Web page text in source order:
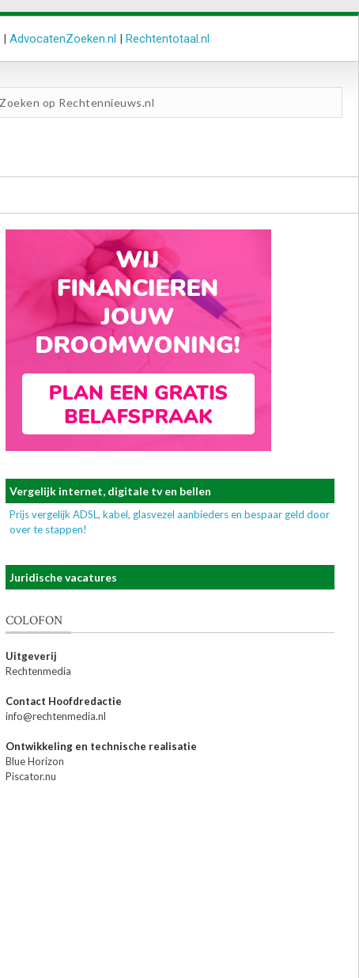
| AdvocatenZoeken.nl | Rechtentotaal.nl
Vergelijk internet, digitale tv en bellen
Prijs vergelijk ADSL, kabel, glasvezel aanbieders en bespaar geld door
over te stappen!
Juridische vacatures
COLOFON
Uitgeverij
Rechtenmedia
Contact Hoofdredactie
info@rechtenmedia.nl
Ontwikkeling en technische realisatie
Blue Horizon
Piscator.nu